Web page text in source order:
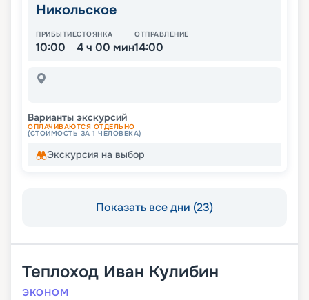
Никольское
ПРИБЫТИЕ
10:00
СТОЯНКА
4 ч 00 мин
ОТПРАВЛЕНИЕ
14:00
Варианты экскурсий
ОПЛАЧИВАЮТСЯ ОТДЕЛЬНО
(СТОИМОСТЬ ЗА 1 ЧЕЛОВЕКА)
Экскурсия на выбор
Показать все дни (23)
Теплоход Иван Кулибин
ЭКОНОМ